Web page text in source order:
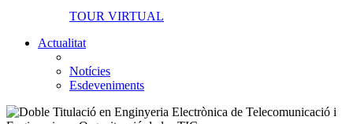
TOUR VIRTUAL
Actualitat
Notícies
Esdeveniments